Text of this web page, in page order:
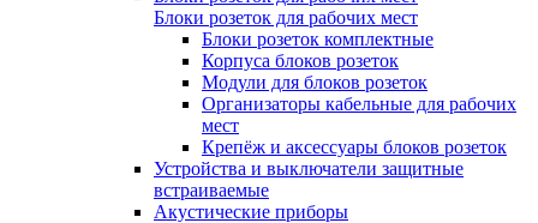
Блоки розеток для рабочих мест
Блоки розеток комплектные
Корпуса блоков розеток
Модули для блоков розеток
Организаторы кабельные для рабочих
мест
Крепёж и аксессуары блоков розеток
Устройства и выключатели защитные
встраиваемые
Акустические приборы